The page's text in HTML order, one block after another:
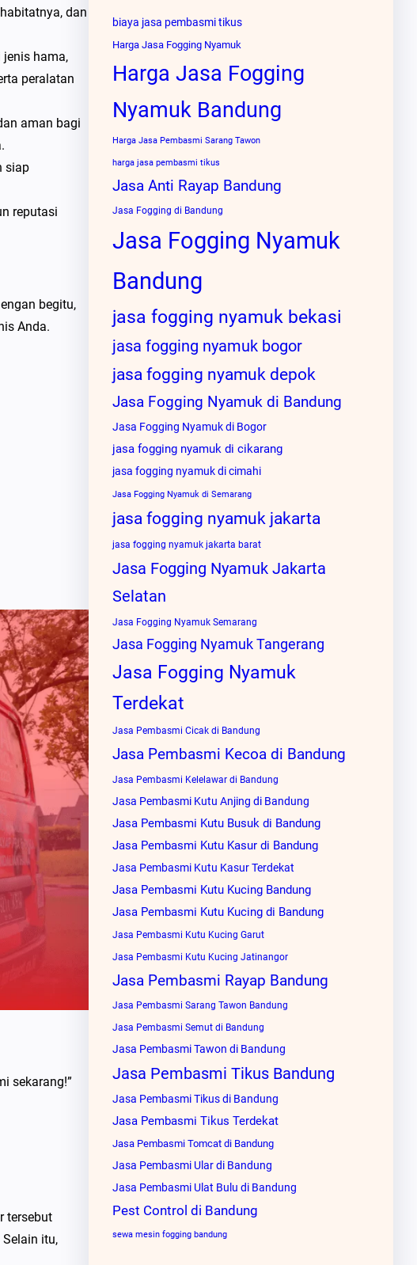
dan
hama,
peralatan
aman bagi
siap
reputasi
begitu,
Anda.
sekarang!”
tersebut
itu,
biaya jasa pembasmi tikus
Harga Jasa Fogging Nyamuk
Harga Jasa Fogging
Nyamuk Bandung
Harga Jasa Pembasmi Sarang Tawon
harga jasa pembasmi tikus
Jasa Anti Rayap Bandung
Jasa Fogging di Bandung
Jasa Fogging Nyamuk
Bandung
jasa fogging nyamuk bekasi
jasa fogging nyamuk bogor
jasa fogging nyamuk depok
Jasa Fogging Nyamuk di Bandung
Jasa Fogging Nyamuk di Bogor
jasa fogging nyamuk di cikarang
jasa fogging nyamuk di cimahi
Jasa Fogging Nyamuk di Semarang
jasa fogging nyamuk jakarta
jasa fogging nyamuk jakarta barat
Jasa Fogging Nyamuk Jakarta
Selatan
Jasa Fogging Nyamuk Semarang
Jasa Fogging Nyamuk Tangerang
Jasa Fogging Nyamuk
Terdekat
Jasa Pembasmi Cicak di Bandung
Jasa Pembasmi Kecoa di Bandung
Jasa Pembasmi Kelelawar di Bandung
Jasa Pembasmi Kutu Anjing di Bandung
Jasa Pembasmi Kutu Busuk di Bandung
Jasa Pembasmi Kutu Kasur di Bandung
Jasa Pembasmi Kutu Kasur Terdekat
Jasa Pembasmi Kutu Kucing Bandung
Jasa Pembasmi Kutu Kucing di Bandung
Jasa Pembasmi Kutu Kucing Garut
Jasa Pembasmi Kutu Kucing Jatinangor
Jasa Pembasmi Rayap Bandung
Jasa Pembasmi Sarang Tawon Bandung
Jasa Pembasmi Semut di Bandung
Jasa Pembasmi Tawon di Bandung
Jasa Pembasmi Tikus Bandung
Jasa Pembasmi Tikus di Bandung
Jasa Pembasmi Tikus Terdekat
Jasa Pembasmi Tomcat di Bandung
Jasa Pembasmi Ular di Bandung
Jasa Pembasmi Ulat Bulu di Bandung
Pest Control di Bandung
sewa mesin fogging bandung